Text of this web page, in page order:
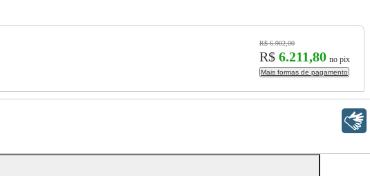
R$ 6.902,00
R$ 6.211,80 no pix
Mais formas de pagamento